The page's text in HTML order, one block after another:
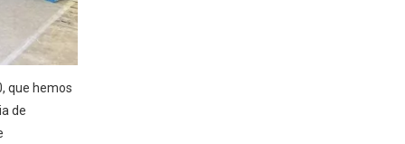
que hemos
de